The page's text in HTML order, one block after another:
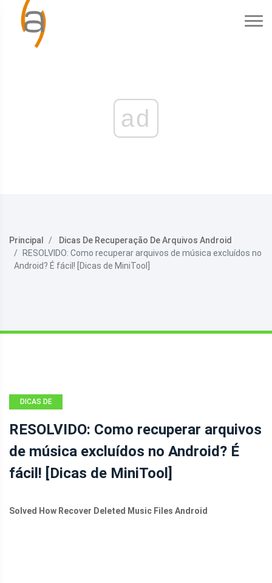
ad
Principal
Dicas De Recuperação De Arquivos Android
RESOLVIDO: Como recuperar arquivos de música excluídos no
Android? É fácil! [Dicas de MiniTool]
DICAS DE
DE ARQUIVOS
ANDROID
RESOLVIDO: Como recuperar arquivos
de música excluídos no Android? É
fácil! [Dicas de MiniTool]
Solved How Recover Deleted Music Files Android